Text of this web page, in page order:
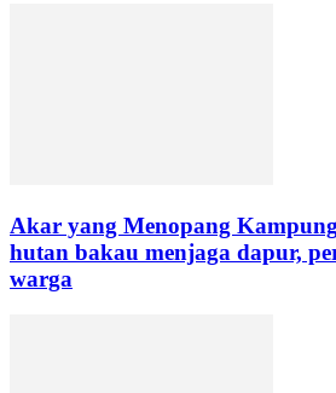
Akar yang Menopang
hutan bakau menjaga dapur,
warga